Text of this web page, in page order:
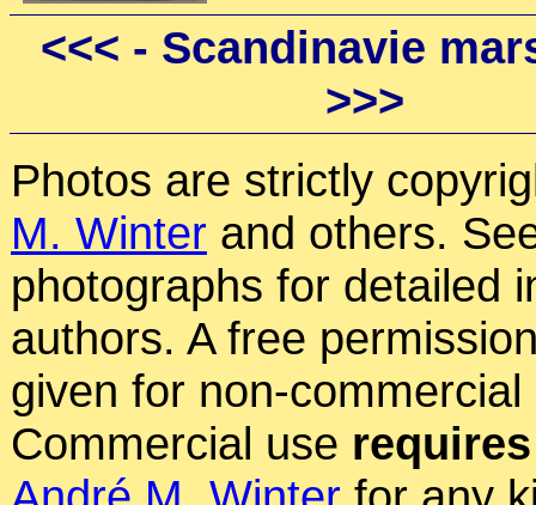
<<< - Scandinavie
>>>
Photos are strictly
M. Winter and others.
photographs for detailed
authors. A free
given for non-
Commercial use requires